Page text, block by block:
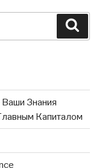
Знания
Капиталом